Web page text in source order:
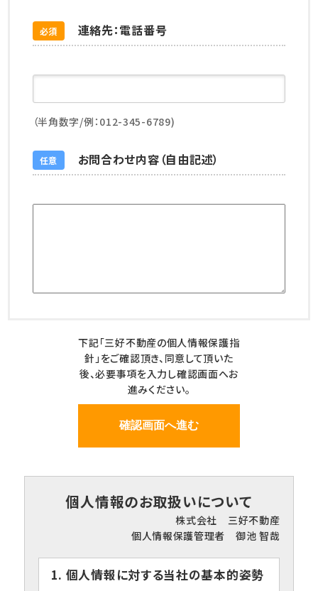
連絡先：電話番号
必須
（半角数字/例：012-345-6789)
お問合わせ内容（自由記述）
任意
下記「三好不動産の個人情報保護指
針」をご確認頂き、同意して頂いた
後、必要事項を入力し確認画面へお
進みください。
個人情報のお取扱いについて
株式会社 三好不動産
個人情報保護管理者 御池 智哉
1. 個人情報に対する当社の基本的姿勢